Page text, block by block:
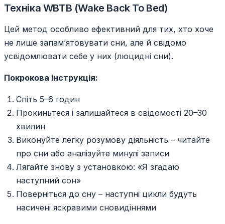
Техніка WBTB (Wake Back To Bed)
Цей метод особливо ефективний для тих, хто хоче
не лише запам’ятовувати сни, але й свідомо
усвідомлювати себе у них (люцидні сни).
Покрокова інструкція:
Спіть 5–6 годин
Прокиньтеся і залишайтеся в свідомості 20–30
хвилин
Виконуйте легку розумову діяльність – читайте
про сни або аналізуйте минулі записи
Лягайте знову з установкою: «Я згадаю
наступний сон»
Поверніться до сну – наступні цикли будуть
насичені яскравими сновидіннями